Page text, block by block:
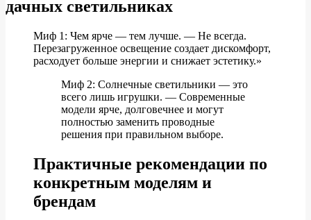
дачных светильниках
Миф 1: Чем ярче — тем лучше. — Не всегда.
Перезагруженное освещение создает дискомфорт,
расходует больше энергии и снижает эстетику.»
Миф 2: Солнечные светильники — это
всего лишь игрушки. — Современные
модели ярче, долговечнее и могут
полностью заменить проводные
решения при правильном выборе.
Практичные рекомендации по
конкретным моделям и
брендам